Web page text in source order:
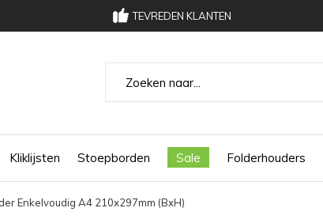
TEVREDEN KLANTEN
Kliklijsten Stoepborden Folderhouders
Sale
Enkelvoudig A4 210x297mm (BxH)